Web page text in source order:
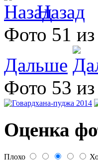
Назад
Фото 51
Дальше
Фото 53
Оценка
Плохо